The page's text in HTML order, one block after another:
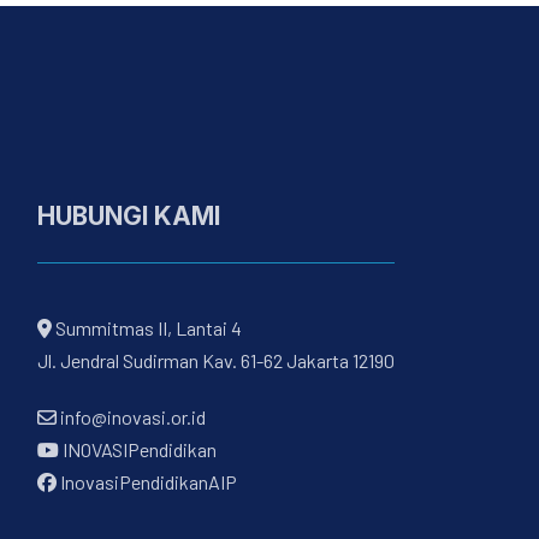
HUBUNGI KAMI
Summitmas II, Lantai 4
Jl. Jendral Sudirman Kav. 61-62 Jakarta 12190
info@inovasi.or.id
INOVASIPendidikan
InovasiPendidikanAIP